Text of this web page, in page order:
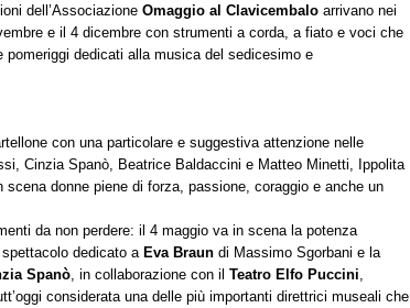
dell’Associazione Omaggio al Clavicembalo arrivano nei
e il 4 dicembre con strumenti a corda, a fiato e voci che
pomeriggi dedicati alla musica del sedicesimo e
con una particolare e suggestiva attenzione nelle
Cinzia Spanò, Beatrice Baldaccini e Matteo Minetti, Ippolita
scena donne piene di forza, passione, coraggio e anche un
da non perdere: il 4 maggio va in scena la potenza
dedicato a Eva Braun di Massimo Sgorbani e la
Spanò , in collaborazione con il Teatro Elfo Puccini
considerata una delle più importanti direttrici museali che